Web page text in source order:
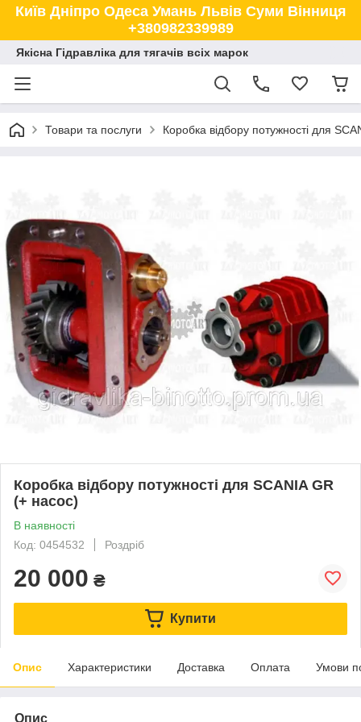
Київ Дніпро Одеса Умань Львів Суми Вінниця
+380982339989
Якісна Гідравліка для тягачів всіх марок
Товари та послуги Коробка відбору потужності для
Коробка відбору потужності для SCANIA GR
(+ насос)
В наявності
Код: 0454532
Роздріб
20 000 ₴
Купити
Опис Характеристики Доставка Оплата Умови
Опис